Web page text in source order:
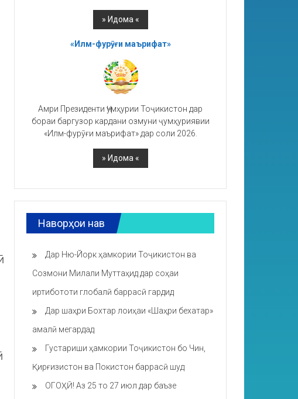
«Илм-фурӯғи маърифат»
Амри Президенти Ҷумҳурии Тоҷикистон дар
бораи баргузор кардани озмуни ҷумҳуриявии
«Илм-фурӯғи маърифат» дар соли 2026.
Наворҳои нав
Дар Ню-Йорк ҳамкории Тоҷикистон ва
Созмони Милали Муттаҳид дар соҳаи
иртибототи глобалӣ баррасӣ гардид
Дар шаҳри Бохтар лоиҳаи «Шаҳри бехатар»
амалӣ мегардад
Густариши ҳамкории Тоҷикистон бо Чин,
Қирғизистон ва Покистон баррасӣ шуд
ОГОҲӢ! Аз 25 то 27 июл дар баъзе